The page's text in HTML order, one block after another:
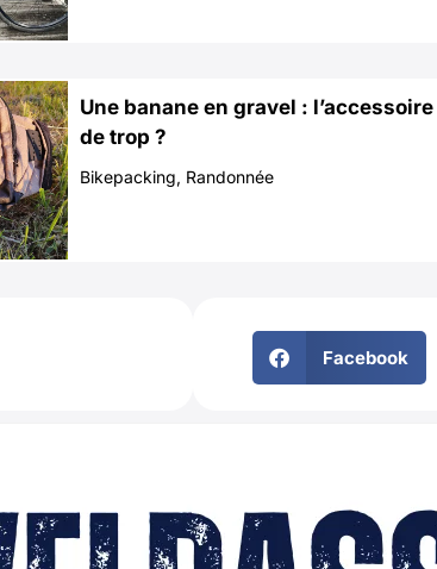
Une banane en gravel : l’accessoire
de trop ?
Bikepacking, Randonnée
Facebook